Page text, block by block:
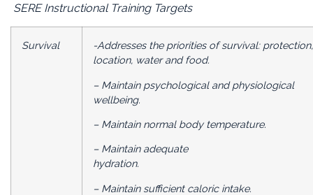
SERE Instructional Training Targets
Survival
-Addresses the priorities of survival: protection,
location, water and food.
– Maintain psychological and physiological
wellbeing.
– Maintain normal body temperature.
– Maintain adequate
– Maintain sufficient caloric intake.